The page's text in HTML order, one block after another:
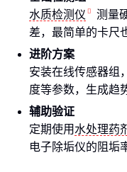
水质检测仪
测量
差，最简单的卡尺
进阶方案
安装在线传感器组
度等参数，生成趋
辅助验证
定期使用 水处理药
电子除垢仪的阻垢